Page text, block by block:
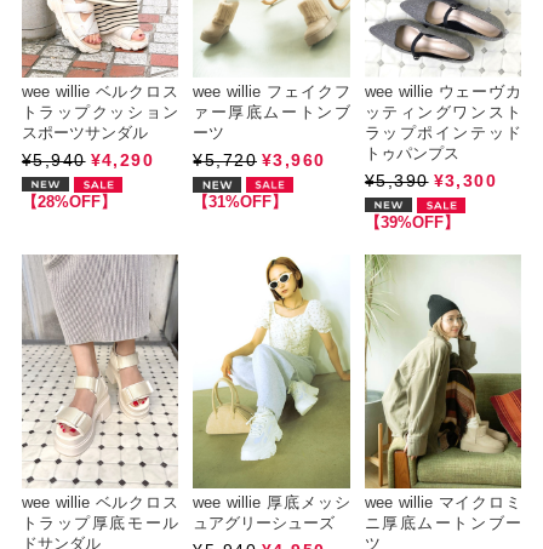
wee willie ベルクロス
トラップクッション
スポーツサンダル
¥5,940 ¥4,290
【28%OFF】
wee willie フェイクフ
ァー厚底ムートンブ
ーツ
¥5,720 ¥3,960
【31%OFF】
wee willie ウェーヴカ
ッティングワンスト
ラップポインテッド
トゥパンプス
¥5,390 ¥3,300
【39%OFF】
wee willie ベルクロス
トラップ厚底モール
ドサンダル
wee willie 厚底メッシ
ュアグリーシューズ
wee willie マイクロミ
ニ厚底ムートンブー
ツ